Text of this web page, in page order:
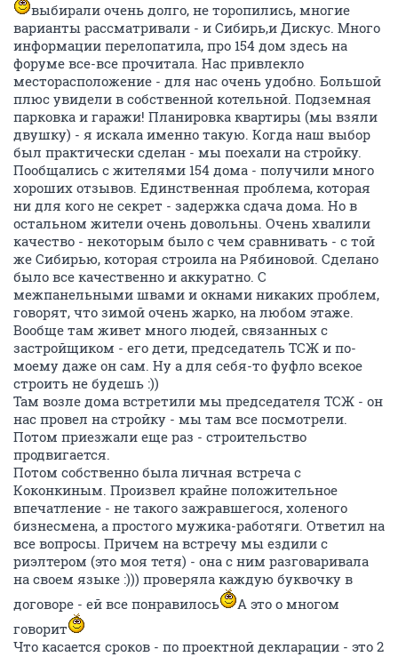
выбирали очень долго, не торопились, многие
варианты рассматривали - и Сибирь,и Дискус. Много
информации перелопатила, про 154 дом здесь на
форуме все-все прочитала. Нас привлекло
месторасположение - для нас очень удобно. Большой
плюс увидели в собственной котельной. Подземная
парковка и гаражи! Планировка квартиры (мы взяли
двушку) - я искала именно такую. Когда наш выбор
был практически сделан - мы поехали на стройку.
Пообщались с жителями 154 дома - получили много
хороших отзывов. Единственная проблема, которая
ни для кого не секрет - задержка сдача дома. Но в
остальном жители очень довольны. Очень хвалили
качество - некоторым было с чем сравнивать - с той
же Сибирью, которая строила на Рябиновой. Сделано
было все качественно и аккуратно. С
межпанельными швами и окнами никаких проблем,
говорят, что зимой очень жарко, на любом этаже.
Вообще там живет много людей, связанных с
застройщиком - его дети, председатель ТСЖ и по-
моему даже он сам. Ну а для себя-то фуфло всекое
строить не будешь :))
Там возле дома встретили мы председателя ТСЖ - он
нас провел на стройку - мы там все посмотрели.
Потом приезжали еще раз - строительство
продвигается.
Потом собственно была личная встреча с
Коконкиным. Произвел крайне положительное
впечатление - не такого зажравшегося, холеного
бизнесмена, а простого мужика-работяги. Ответил на
все вопросы. Причем на встречу мы ездили с
риэлтером (это моя тетя) - она с ним разговаривала
на своем языке :))) проверяла каждую буквочку в
договоре - ей все понравилось
А это о многом
говорит
Что касается сроков - по проектной декларации - это 2